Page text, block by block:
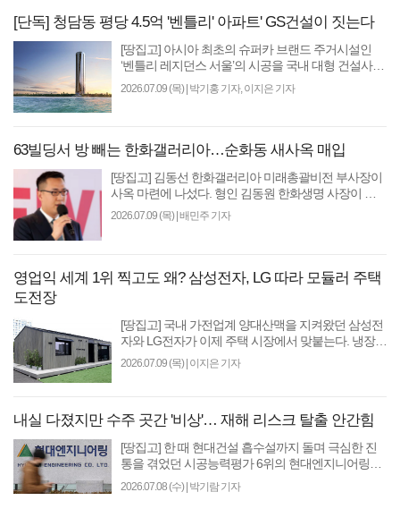
[단독] 청담동 평당 4.5억 '벤틀리' 아파트' GS건설이 짓는다
[땅집고] 아시아 최초의 슈퍼카 브랜드 주거시설인
‘벤틀리 레지던스 서울’의 시공을 국내 대형 건설사인
GS건설이 맡아 이르면 올해 10월 착공에 들어가 11
월 본격적..
2026.07.09 (목)| 박기홍 기자, 이지은 기자
63빌딩서 방 빼는 한화갤러리아…순화동 새사옥 매입
[땅집고] 김동선 한화갤러리아 미래총괄비전 부사장이
사옥 마련에 나섰다. 형인 김동원 한화생명 사장이 소
유·관리하는 여의도 63빌딩에서 임차 생활을 이어오던
2026.07.09 (목)|배민주 기자
영업익 세계 1위 찍고도 왜? 삼성전자, LG 따라 모듈러 주택
도전장
[땅집고] 국내 가전업계 양대산맥을 지켜왔던 삼성전
자와 LG전자가 이제 주택 시장에서 맞붙는다. 냉장고
·세탁기·TV 등 가전 제품을 각각 판매하면서 매출을
2026.07.09 (목)| 이지은 기자
내실 다졌지만 수주 곳간 '비상'… 재해 리스크 탈출 안간힘
[땅집고] 한 때 현대건설 흡수설까지 돌며 극심한 진
통을 겪었던 시공능력평가 6위의 현대엔지니어링이
여전히 각종 악재의 늪에서 벗어나지 못하고 있다. 과
2026.07.08 (수)| 박기람 기자